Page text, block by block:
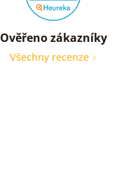
Ověřeno zákazníky
Všechny recenze